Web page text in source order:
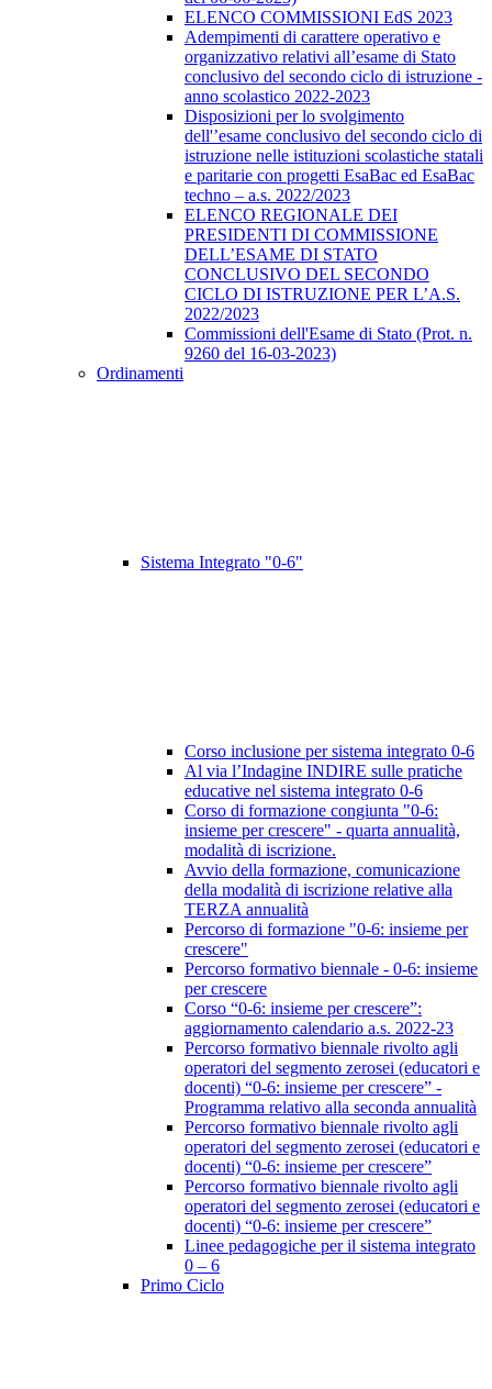
ELENCO COMMISSIONI EdS 2023
Adempimenti di carattere operativo e
organizzativo relativi all’esame di Stato
conclusivo del secondo ciclo di istruzione -
anno scolastico 2022-2023
Disposizioni per lo svolgimento
dell'’esame conclusivo del secondo ciclo di
istruzione nelle istituzioni scolastiche statali
e paritarie con progetti EsaBac ed EsaBac
techno – a.s. 2022/2023
ELENCO REGIONALE DEI
PRESIDENTI DI COMMISSIONE
DELL’ESAME DI STATO
CONCLUSIVO DEL SECONDO
CICLO DI ISTRUZIONE PER L’A.S.
2022/2023
Commissioni dell'Esame di Stato (Prot. n.
9260 del 16-03-2023)
Ordinamenti
Sistema Integrato "0-6"
Corso inclusione per sistema integrato 0-6
Al via l’Indagine INDIRE sulle pratiche
educative nel sistema integrato 0-6
Corso di formazione congiunta "0-6:
insieme per crescere" - quarta annualità,
modalità di iscrizione.
Avvio della formazione, comunicazione
della modalità di iscrizione relative alla
TERZA annualità
Percorso di formazione "0-6: insieme per
crescere"
Percorso formativo biennale - 0-6: insieme
per crescere
Corso “0-6: insieme per crescere”:
aggiornamento calendario a.s. 2022-23
Percorso formativo biennale rivolto agli
operatori del segmento zerosei (educatori e
docenti) “0-6: insieme per crescere” -
Programma relativo alla seconda annualità
Percorso formativo biennale rivolto agli
operatori del segmento zerosei (educatori e
docenti) “0-6: insieme per crescere”
Percorso formativo biennale rivolto agli
operatori del segmento zerosei (educatori e
docenti) “0-6: insieme per crescere”
Linee pedagogiche per il sistema integrato
0 – 6
Primo Ciclo